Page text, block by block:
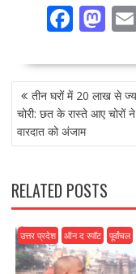
F
e
b
o
o
k
M
to
d
o
n
POST
NAVIGATION
तीन घरों में 20 लाख से
चोरी: छत के रास्ते आए चोरों ने
वारदात को अंजाम
RELATED POSTS
उत्तर प्रदेश ऑन द स्पॉट पूर्वांचल